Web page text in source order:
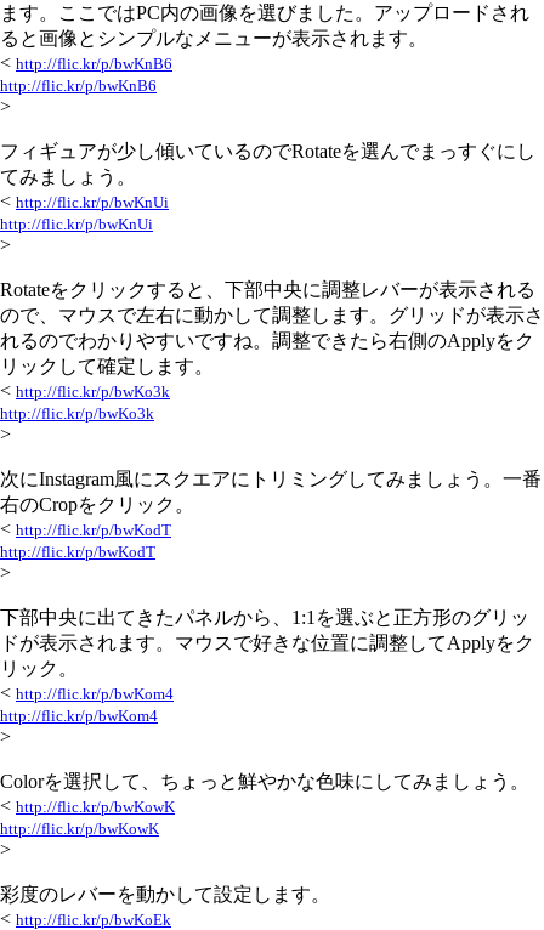
ます。ここではPC内の画像を選びました。アップロードされ
ると画像とシンプルなメニューが表示されます。
< http://flic.kr/p/bwKnB6
http://flic.kr/p/bwKnB6
>
フィギュアが少し傾いているのでRotateを選んでまっすぐにし
てみましょう。
< http://flic.kr/p/bwKnUi
http://flic.kr/p/bwKnUi
>
Rotateをクリックすると、下部中央に調整レバーが表示される
ので、マウスで左右に動かして調整します。グリッドが表示さ
れるのでわかりやすいですね。調整できたら右側のApplyをク
リックして確定します。
< http://flic.kr/p/bwKo3k
http://flic.kr/p/bwKo3k
>
次にInstagram風にスクエアにトリミングしてみましょう。一番
右のCropをクリック。
< http://flic.kr/p/bwKodT
http://flic.kr/p/bwKodT
>
下部中央に出てきたパネルから、1:1を選ぶと正方形のグリッ
ドが表示されます。マウスで好きな位置に調整してApplyをク
リック。
< http://flic.kr/p/bwKom4
http://flic.kr/p/bwKom4
>
Colorを選択して、ちょっと鮮やかな色味にしてみましょう。
< http://flic.kr/p/bwKowK
http://flic.kr/p/bwKowK
>
彩度のレバーを動かして設定します。
< http://flic.kr/p/bwKoEk